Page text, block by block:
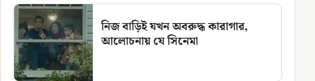
নিজ বাড়িই যখন অবরুদ্ধ কারাগার,
আলোচনায় যে সিনেমা